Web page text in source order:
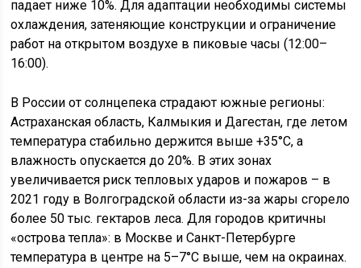
падает ниже 10%. Для адаптации необходимы системы
охлаждения, затеняющие конструкции и ограничение
работ на открытом воздухе в пиковые часы (12:00–
16:00).
В России от солнцепека страдают южные регионы:
Астраханская область, Калмыкия и Дагестан, где летом
температура стабильно держится выше +35°C, а
влажность опускается до 20%. В этих зонах
увеличивается риск тепловых ударов и пожаров – в
2021 году в Волгоградской области из-за жары сгорело
более 50 тыс. гектаров леса. Для городов критичны
«острова тепла»: в Москве и Санкт-Петербурге
температура в центре на 5–7°C выше, чем на окраинах.